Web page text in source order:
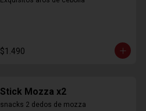
$1.490
Stick Mozza x2
snacks 2 dedos de mozza